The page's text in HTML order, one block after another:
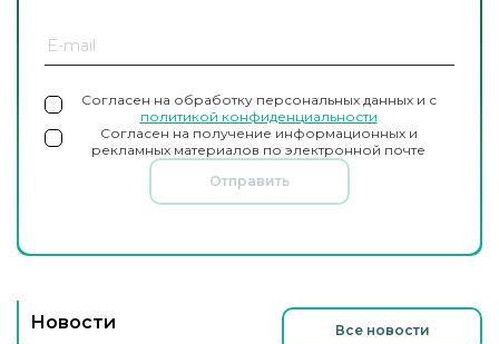
Согласен на обработку персональных данных и с
политикой конфиденциальности
Согласен на получение информационных и
рекламных материалов по электронной почте
Отправить
Новости Все новости